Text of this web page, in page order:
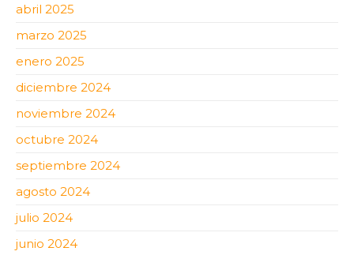
abril 2025
marzo 2025
enero 2025
diciembre 2024
noviembre 2024
octubre 2024
septiembre 2024
agosto 2024
julio 2024
junio 2024